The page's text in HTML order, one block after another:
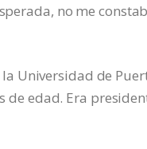
no me
Universidad de
de edad. Era